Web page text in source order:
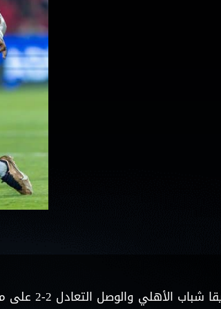
التعادل 2-2 على ملعب راشد في الجولة 24 من دوري أدنوك للمحترفين.